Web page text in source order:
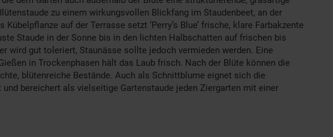
zu einem wirkungsvollen Blickfang im Staudenbeet, an der
auf der Terrasse setzt ‘Perry’s Blue’ frische, klare Farbakzente
Staude in der Sonne bis in den lichten Halbschatten auf frischen bis
wird gut toleriert, Staunässe sollte jedoch vermieden werden. Eine
in Trockenphasen hält das Laub frisch. Nach der Blüte können die
blütenreiche Bestände. Auch als Schnittblume eignet sich die
bereichert als vielseitige Gartenstaude jeden Ziergarten mit einer